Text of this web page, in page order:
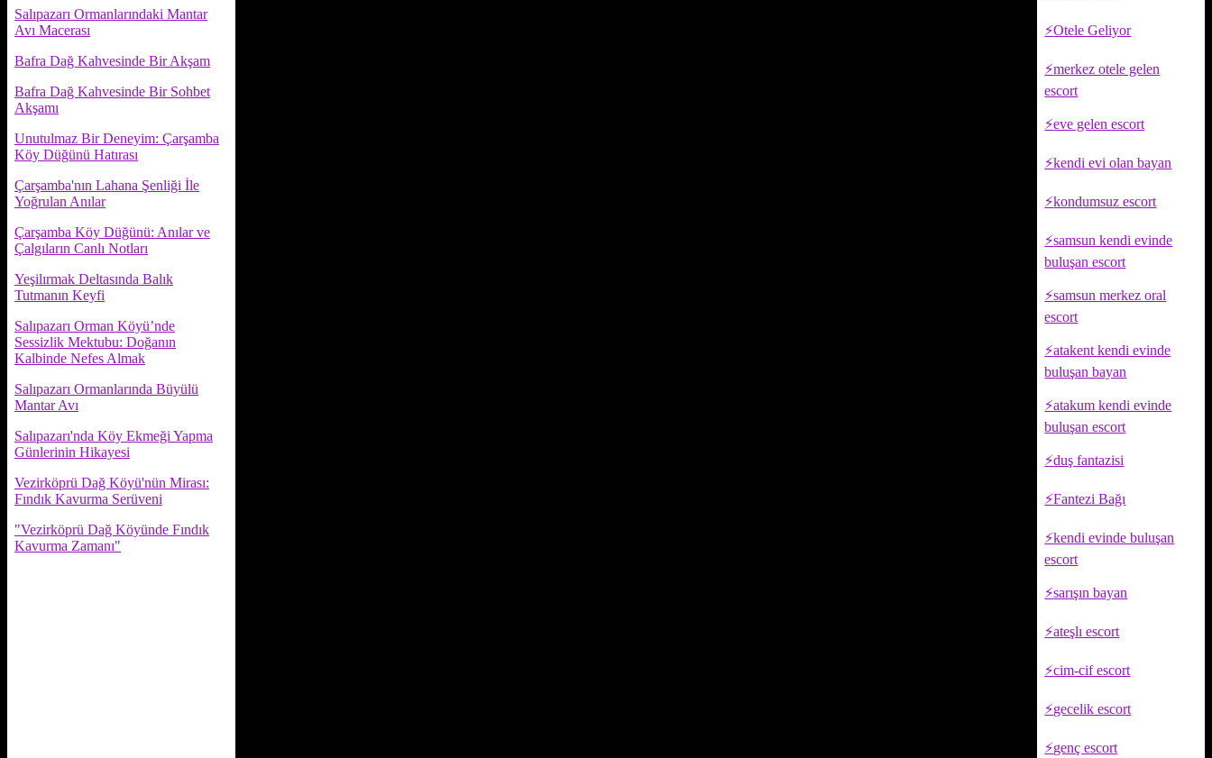
Salıpazarı Ormanlarındaki Mantar
Avı Macerası
Bafra Dağ Kahvesinde Bir Akşam
Bafra Dağ Kahvesinde Bir Sohbet
Akşamı
Unutulmaz Bir Deneyim: Çarşamba
Köy Düğünü Hatırası
Çarşamba'nın Lahana Şenliği İle
Yoğrulan Anılar
Çarşamba Köy Düğünü: Anılar ve
Çalgıların Canlı Notları
Yeşilırmak Deltasında Balık
Tutmanın Keyfi
Salıpazarı Orman Köyü’nde
Sessizlik Mektubu: Doğanın
Kalbinde Nefes Almak
Salıpazarı Ormanlarında Büyülü
Mantar Avı
Salıpazarı'nda Köy Ekmeği Yapma
Günlerinin Hikayesi
Vezirköprü Dağ Köyü'nün Mirası:
Fındık Kavurma Serüveni
"Vezirköprü Dağ Köyünde Fındık
Kavurma Zamanı"
Otele Geliyor
merkez otele gelen
escort
eve gelen escort
kendi evi olan bayan
kondumsuz escort
samsun kendi evinde
buluşan escort
samsun merkez oral
escort
atakent kendi evinde
buluşan bayan
atakum kendi evinde
buluşan escort
duş fantazisi
Fantezi Bağı
kendi evinde buluşan
escort
sarışın bayan
ateşlı escort
cim-cif escort
gecelik escort
genç escort